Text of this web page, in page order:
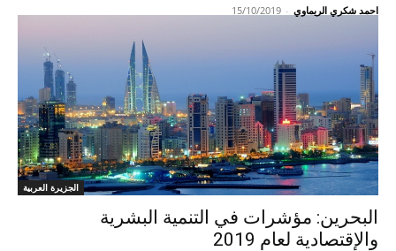
احمد شكري الريماوي -
15/10/2019
الجزيرة العربية
البحرين: مؤشرات في التنمية البشرية
والإقتصادية لعام 2019